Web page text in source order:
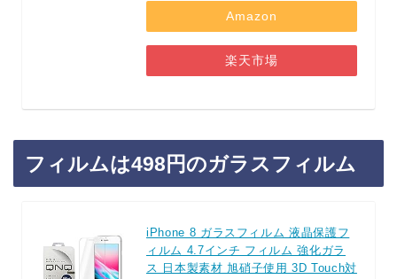
Amazon
楽天市場
フィルムは498円のガラスフィルム
iPhone 8 ガラスフィルム 液晶保護フ
ィルム 4.7インチ フィルム 強化ガラ
ス 日本製素材 旭硝子使用 3D Touch対